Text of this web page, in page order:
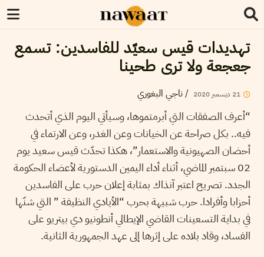
تهديدات قيس سعيّد للفاسدين: تسمع
جعجعة ولا ترى طحينا
21 ديسمبر 2020
/ناجي البغوري
“أعرف الصفقات التي أبرمتموها، وسيأتي اليوم الذي أتحدث
فيه.. بكل صراحة عن الخيانات وعن الغدر، وعن الارتماء في
أحضان الصهيونية والاستعمار”، هكذا تحدّث قيس سعيد يوم
02 سبتمبر الماضي، أثناء أداء اليمين الدستورية لأعضاء الحكومة
الجدد. تصريح اعتبر آنذاك بمثابة إعلان حرب على الفاسدين
أحزابا وأفرادا. حرب شبيهة بحرب “الأيادي النظيفة ” التي شنّها
في بداية التسعينات القاضي الإيطالي أنطونيو دي بيتريو على
الفساد، وقاد بلاده على إثرها إلى عهد الجمهورية الثانية.